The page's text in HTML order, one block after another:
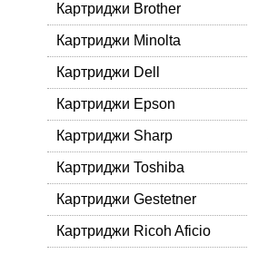
Картриджи Brother
Картриджи Minolta
Картриджи Dell
Картриджи Epson
Картриджи Sharp
Картриджи Toshiba
Картриджи Gestetner
Картриджи Ricoh Aficio